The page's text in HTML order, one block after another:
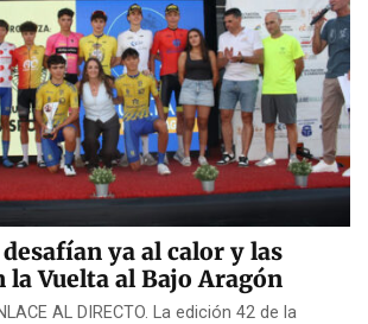
ya al calor y las
la Vuelta al Bajo Aragón
AL DIRECTO. La edición 42 de la